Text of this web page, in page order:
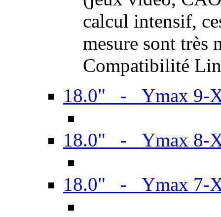
calcul intensif,
mesure sont très
Compatibilité
18.0" - Ymax 9-
18.0" - Ymax 8-
18.0" - Ymax 7-